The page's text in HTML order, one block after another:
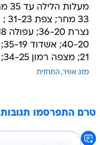
21; מצפה רמון 34-25; אילת 44-27.
מזג אוויר התחזית
טרם התפרסמו תגובות